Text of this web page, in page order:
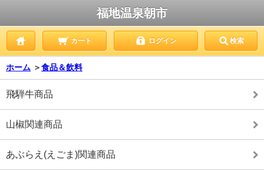
福地温泉朝市
カート ログイン 検索
ホーム ＞食品＆飲料
飛騨牛商品
山椒関連商品
あぶらえ(えごま)関連商品